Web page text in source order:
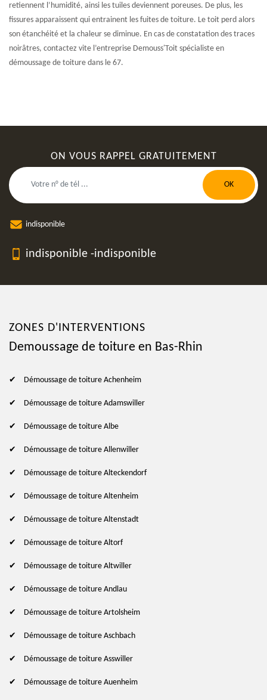
retiennent l’humidité, ainsi les tuiles deviennent poreuses. De plus, les
fissures apparaissent qui entrainent les fuites de toiture. Le toit perd alors
son étanchéité et la chaleur se diminue. En cas de constatation des traces
noirâtres, contactez vite l’entreprise Demouss'Toit spécialiste en
démoussage de toiture dans le 67.
ON VOUS RAPPEL GRATUITEMENT
indisponible
indisponible -indisponible
ZONES D'INTERVENTIONS
Demoussage de toiture en Bas-Rhin
Démoussage de toiture Achenheim
Démoussage de toiture Adamswiller
Démoussage de toiture Albe
Démoussage de toiture Allenwiller
Démoussage de toiture Alteckendorf
Démoussage de toiture Altenheim
Démoussage de toiture Altenstadt
Démoussage de toiture Altorf
Démoussage de toiture Altwiller
Démoussage de toiture Andlau
Démoussage de toiture Artolsheim
Démoussage de toiture Aschbach
Démoussage de toiture Asswiller
Démoussage de toiture Auenheim